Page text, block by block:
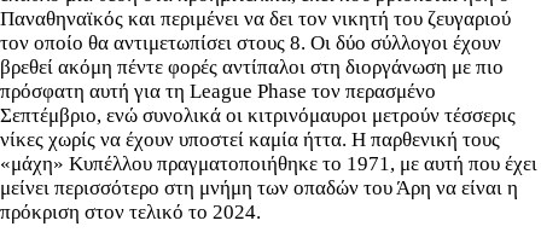
Παναθηναϊκός και περιμένει να δει τον νικητή του ζευγαριού
τον οποίο θα αντιμετωπίσει στους 8. Οι δύο σύλλογοι έχουν
βρεθεί ακόμη πέντε φορές αντίπαλοι στη διοργάνωση με πιο
πρόσφατη αυτή για τη League Phase τον περασμένο
Σεπτέμβριο, ενώ συνολικά οι κιτρινόμαυροι μετρούν τέσσερις
νίκες χωρίς να έχουν υποστεί καμία ήττα. Η παρθενική τους
«μάχη» Κυπέλλου πραγματοποιήθηκε το 1971, με αυτή που έχει
μείνει περισσότερο στη μνήμη των οπαδών του Άρη να είναι η
πρόκριση στον τελικό το 2024.